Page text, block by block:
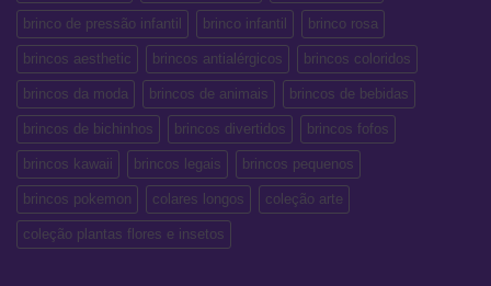
brinco de pressão infantil brinco infantil brinco rosa
brincos aesthetic brincos antialérgicos brincos coloridos
brincos da moda brincos de animais brincos de bebidas
brincos de bichinhos brincos divertidos brincos fofos
brincos kawaii brincos legais brincos pequenos
brincos pokemon colares longos coleção arte
coleção plantas flores e insetos